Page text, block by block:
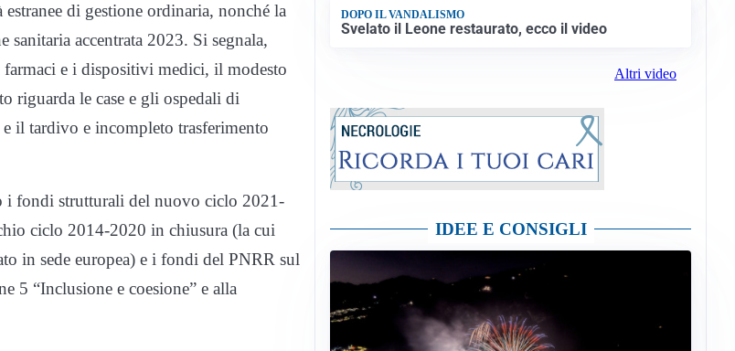
di gestione ordinaria, nonché la
accentrata 2023. Si segnala,
e i dispositivi medici, il modesto
riguarda le case e gli ospedali di
il tardivo e incompleto trasferimento
i fondi strutturali del nuovo ciclo 2021-
ciclo 2014-2020 in chiusura (la cui
in sede europea) e i fondi del PNRR sul
5 “Inclusione e coesione” e alla
DOPO IL VANDALISMO
Svelato il Leone restaurato, ecco il video
Altri video
IDEE E CONSIGLI